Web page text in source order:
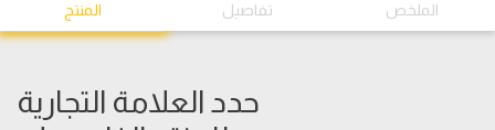
المنتج تفاصيل الملخص
حدد العلامة التجارية